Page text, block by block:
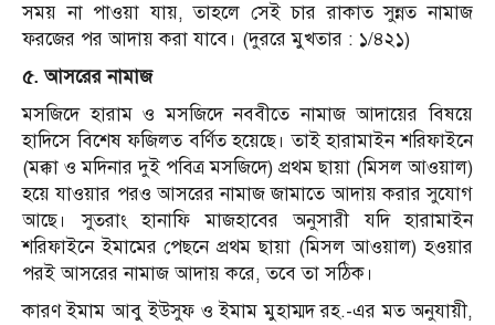
সময় না পাওয়া যায়, তাহলে সেই চার রাকাত সুন্নত নামাজ
ফরজের পর আদায় করা যাবে। (দুররে মুখতার : ১/৪২১)
৫. আসরের নামাজ
মসজিদে হারাম ও মসজিদে নববীতে নামাজ আদায়ের বিষয়ে
হাদিসে বিশেষ ফজিলত বর্ণিত হয়েছে। তাই হারামাইন শরিফাইনে
(মক্কা ও মদিনার দুই পবিত্র মসজিদে) প্রথম ছায়া (মিসল আওয়াল)
হয়ে যাওয়ার পরও আসরের নামাজ জামাতে আদায় করার সুযোগ
আছে। সুতরাং হানাফি মাজহাবের অনুসারী যদি হারামাইন
শরিফাইনে ইমামের পেছনে প্রথম ছায়া (মিসল আওয়াল) হওয়ার
পরই আসরের নামাজ আদায় করে, তবে তা সঠিক।
কারণ ইমাম আবু ইউসুফ ও ইমাম মুহাম্মদ রহ.-এর মত অনুযায়ী,